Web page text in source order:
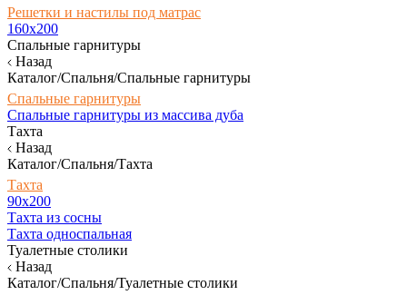
Решетки и настилы под матрас
160х200
Спальные гарнитуры
Назад
Каталог/Спальня/Спальные гарнитуры
Спальные гарнитуры
Спальные гарнитуры из массива дуба
Тахта
Назад
Каталог/Спальня/Тахта
Тахта
90х200
Тахта из сосны
Тахта односпальная
Туалетные столики
Назад
Каталог/Спальня/Туалетные столики